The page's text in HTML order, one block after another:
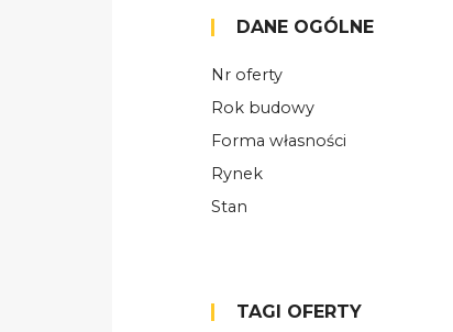
DANE OGÓLNE
Nr oferty
Rok budowy
Forma własności
Rynek
Stan
TAGI OFERTY